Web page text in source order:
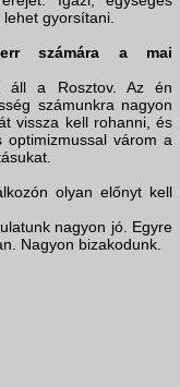
gyorsítani.
számára a mai
áll a Rosztov. Az én
számunkra nagyon
vissza kell rohanni, és
optimizmussal várom a
olyan előnyt kell
nagyon jó. Egyre
Nagyon bizakodunk.